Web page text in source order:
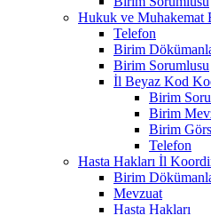
Hukuk ve Muhakemat
Telefon
Birim
Birim Sorumlusu
İl Beyaz Kod
Birim
Birim
Birim
Telefon
Hasta Hakları İl
Birim
Mevzuat
Hasta Hakları